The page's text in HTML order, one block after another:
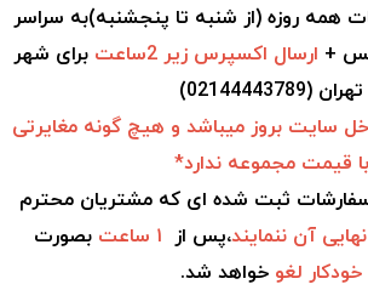
همه روزه (از شنبه تا پنجشنبه)به سراسر
+ ارسال اکسپرس زیر 2ساعت
برای شهر
تهران (02144443789)
سایت بروز میباشد و هیچ گونه مغایرتی
با قیمت مجموعه ندارد*
ثبت شده ای که مشتریان محترم
آن ننمایند،پس از
بصورت
خودکار لغو خواهد شد.